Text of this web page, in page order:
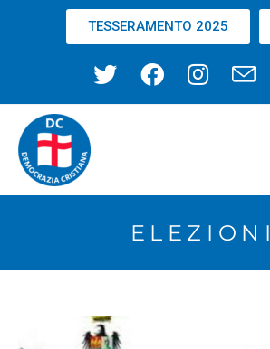
TESSERAMENTO 2025
ELEZIONI